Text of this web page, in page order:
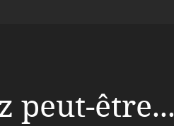
peut-être...